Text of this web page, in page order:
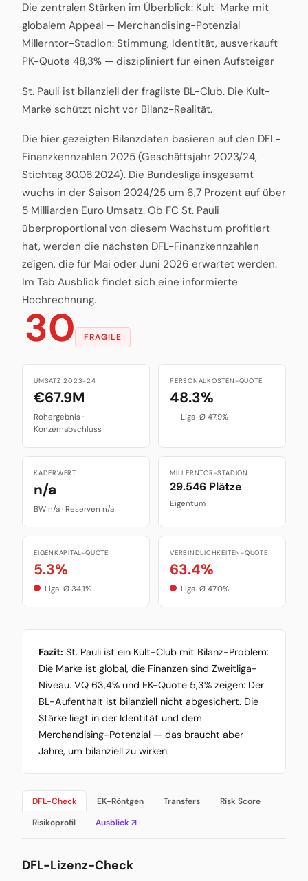
Die zentralen Stärken im Überblick: Kult-Marke mit
globalem Appeal — Merchandising-Potenzial
Millerntor-Stadion: Stimmung, Identität, ausverkauft
PK-Quote 48,3% — diszipliniert für einen Aufsteiger
St. Pauli ist bilanziell der fragilste BL-Club. Die Kult-
Marke schützt nicht vor Bilanz-Realität.
Die hier gezeigten Bilanzdaten basieren auf den DFL-
Finanzkennzahlen 2025 (Geschäftsjahr 2023/24,
Stichtag 30.06.2024). Die Bundesliga insgesamt
wuchs in der Saison 2024/25 um 6,7 Prozent auf über
5 Milliarden Euro Umsatz. Ob FC St. Pauli
überproportional von diesem Wachstum profitiert
hat, werden die nächsten DFL-Finanzkennzahlen
zeigen, die für Mai oder Juni 2026 erwartet werden.
Im Tab Ausblick findet sich eine informierte
Hochrechnung.
30 FRAGILE
UMSATZ 2023-24
€67.9M
Rohergebnis ·
Konzernabschluss
PERSONALKOSTEN-QUOTE
48.3%
Liga-Ø 47.9%
KADERWERT
n/a
BW n/a · Reserven n/a
MILLERNTOR-STADION
29.546 Plätze
Eigentum
EIGENKAPITAL-QUOTE
5.3%
Liga-Ø 34.1%
VERBINDLICHKEITEN-QUOTE
63.4%
Liga-Ø 47.0%
Fazit: St. Pauli ist ein Kult-Club mit Bilanz-Problem:
Die Marke ist global, die Finanzen sind Zweitliga-
Niveau. VQ 63,4% und EK-Quote 5,3% zeigen: Der
BL-Aufenthalt ist bilanziell nicht abgesichert. Die
Stärke liegt in der Identität und dem
Merchandising-Potenzial — das braucht aber
Jahre, um bilanziell zu wirken.
DFL-Check EK-Röntgen Transfers
Risk Score
Risikoprofil
Ausblick ↗
DFL-Lizenz-Check